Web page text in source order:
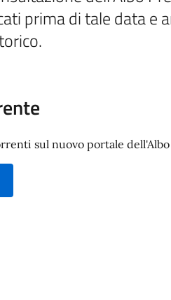
prima di tale data e
sul nuovo portale